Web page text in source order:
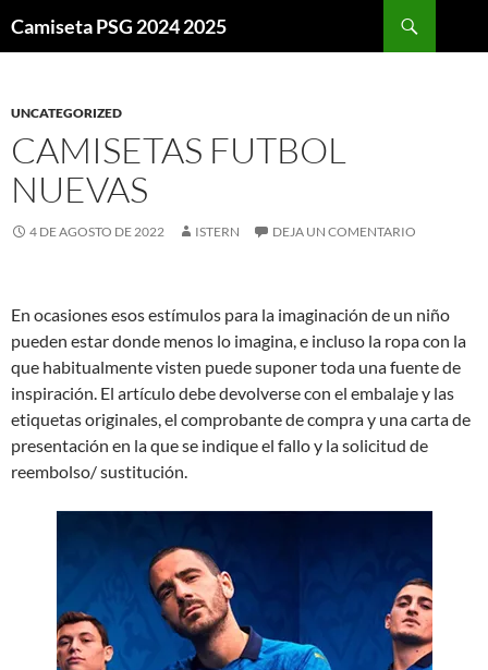
Camiseta PSG 2024 2025
UNCATEGORIZED
CAMISETAS FUTBOL
NUEVAS
4 DE AGOSTO DE 2022 ISTERN DEJA UN COMENTARIO
En ocasiones esos estímulos para la imaginación de un niño
pueden estar donde menos lo imagina, e incluso la ropa con la
que habitualmente visten puede suponer toda una fuente de
inspiración. El artículo debe devolverse con el embalaje y las
etiquetas originales, el comprobante de compra y una carta de
presentación en la que se indique el fallo y la solicitud de
reembolso/ sustitución.